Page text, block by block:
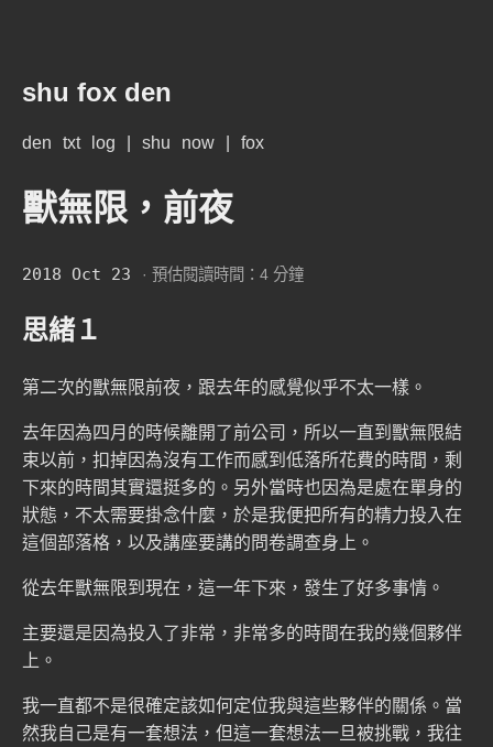
shu fox den
den txt log shu now fox
獸無限，前夜
2018 Oct 23 · 預估閱讀時間：4 分鐘
思緒１
第二次的獸無限前夜，跟去年的感覺似乎不太一樣。
去年因為四月的時候離開了前公司，所以一直到獸無限結
束以前，扣掉因為沒有工作而感到低落所花費的時間，剩
下來的時間其實還挺多的。另外當時也因為是處在單身的
狀態，不太需要掛念什麼，於是我便把所有的精力投入在
這個部落格，以及講座要講的問卷調查身上。
從去年獸無限到現在，這一年下來，發生了好多事情。
主要還是因為投入了非常，非常多的時間在我的幾個夥伴
上。
我一直都不是很確定該如何定位我與這些夥伴的關係。當
然我自己是有一套想法，但這一套想法一旦被挑戰，我往